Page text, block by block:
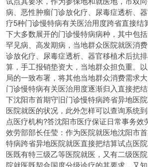
病、恶性肿瘤门诊放化疗、尿毒症透析、
疗5种门诊慢特病有关医治用度跨省直接结
下大多数展开的门诊慢特病病种，其中包
罕见病、高发期病，当地群众医院就医消
诊放化疗、尿毒症透析、器官移植术后抗
算，手工报销垫资大，当地群众担负重。
局的一致布署，将其他当地群众消费需求
门诊慢特病有关医治用度逐渐归入直接把
下沈阳市首期守旧门诊慢特病跨省异地医
医院就医的状况，此外怎样可以查询系统
点医疗机构?答沈阳市医疗保证日常事务效
效劳部部长任莹：作为医院就医地沈阳市
特病跨省异地医院就医直接把结算试点医
医既有特三级乙等医院就医，又有二级医
院就医既契合国度分级诊疗的其要求，又